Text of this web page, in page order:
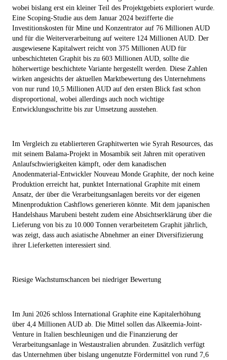
wobei bislang erst ein kleiner Teil des Projektgebiets exploriert wurde.
Eine Scoping-Studie aus dem Januar 2024 bezifferte die
Investitionskosten für Mine und Konzentrator auf 76 Millionen AUD
und für die Weiterverarbeitung auf weitere 124 Millionen AUD. Der
ausgewiesene Kapitalwert reicht von 375 Millionen AUD für
unbeschichteten Graphit bis zu 603 Millionen AUD, sollte die
höherwertige beschichtete Variante hergestellt werden. Diese Zahlen
wirken angesichts der aktuellen Marktbewertung des Unternehmens
von nur rund 10,5 Millionen AUD auf den ersten Blick fast schon
disproportional, wobei allerdings auch noch wichtige
Entwicklungsschritte bis zur Umsetzung ausstehen.
Im Vergleich zu etablierteren Graphitwerten wie Syrah Resources, das
mit seinem Balama-Projekt in Mosambik seit Jahren mit operativen
Anlaufschwierigkeiten kämpft, oder dem kanadischen
Anodenmaterial-Entwickler Nouveau Monde Graphite, der noch keine
Produktion erreicht hat, punktet International Graphite mit einem
Ansatz, der über die Verarbeitungsanlagen bereits vor der eigenen
Minenproduktion Cashflows generieren könnte. Mit dem japanischen
Handelshaus Marubeni besteht zudem eine Absichtserklärung über die
Lieferung von bis zu 10.000 Tonnen verarbeitetem Graphit jährlich,
was zeigt, dass auch asiatische Abnehmer an einer Diversifizierung
ihrer Lieferketten interessiert sind.
Riesige Wachstumschancen bei niedriger Bewertung
Im Juni 2026 schloss International Graphite eine Kapitalerhöhung
über 4,4 Millionen AUD ab. Die Mittel sollen das Alkeemia-Joint-
Venture in Italien beschleunigen und die Finanzierung der
Verarbeitungsanlage in Westaustralien abrunden. Zusätzlich verfügt
das Unternehmen über bislang ungenutzte Fördermittel von rund 7,6